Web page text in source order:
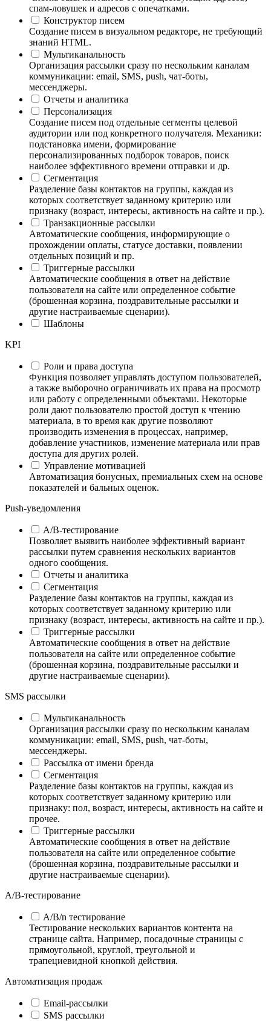
спам-ловушек и адресов с опечатками.
Конструктор писем
Создание писем в визуальном редакторе, не требующий
знаний HTML.
Мультиканальность
Организация рассылки сразу по нескольким каналам
коммуникации: email, SMS, push, чат-боты,
мессенджеры.
Отчеты и аналитика
Персонализация
Создание писем под отдельные сегменты целевой
аудитории или под конкретного получателя. Механики:
подстановка имени, формирование
персонализированных подборок товаров, поиск
наиболее эффективного времени отправки и др.
Сегментация
Разделение базы контактов на группы, каждая из
которых соответствует заданному критерию или
признаку (возраст, интересы, активность на сайте и пр.).
Транзакционные рассылки
Автоматические сообщения, информирующие о
прохождении оплаты, статусе доставки, появлении
отдельных позиций и пр.
Триггерные рассылки
Автоматические сообщения в ответ на действие
пользователя на сайте или определенное событие
(брошенная корзина, поздравительные рассылки и
другие настраиваемые сценарии).
Шаблоны
KPI
Роли и права доступа
Функция позволяет управлять доступом пользователей,
а также выборочно ограничивать их права на просмотр
или работу с определенными объектами. Некоторые
роли дают пользователю простой доступ к чтению
материала, в то время как другие позволяют
производить изменения в процессах, например,
добавление участников, изменение материала или прав
доступа для других ролей.
Управление мотивацией
Автоматизация бонусных, премиальных схем на основе
показателей и бальных оценок.
Push-уведомления
A/B-тестирование
Позволяет выявить наиболее эффективный вариант
рассылки путем сравнения нескольких вариантов
одного сообщения.
Отчеты и аналитика
Сегментация
Разделение базы контактов на группы, каждая из
которых соответствует заданному критерию или
признаку (возраст, интересы, активность на сайте и пр.).
Триггерные рассылки
Автоматические сообщения в ответ на действие
пользователя на сайте или определенное событие
(брошенная корзина, поздравительные рассылки и
другие настраиваемые сценарии).
SMS рассылки
Мультиканальность
Организация рассылки сразу по нескольким каналам
коммуникации: email, SMS, push, чат-боты,
мессенджеры.
Рассылка от имени бренда
Сегментация
Разделение базы контактов на группы, каждая из
которых соответствует заданному критерию или
признаку: пол, возраст, интересы, активность на сайте и
прочее.
Триггерные рассылки
Автоматические сообщения в ответ на действие
пользователя на сайте или определенное событие
(брошенная корзина, поздравительные рассылки и
другие настраиваемые сценарии).
А/B-тестирование
A/B/n тестирование
Тестирование нескольких вариантов контента на
странице сайта. Например, посадочные страницы с
прямоугольной, круглой, треугольной и
трапециевидной кнопкой действия.
Автоматизация продаж
Email-рассылки
SMS рассылки